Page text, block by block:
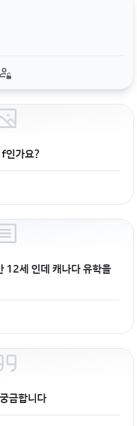
f인가요?
12세 인데 캐나다 유학을
금합니다